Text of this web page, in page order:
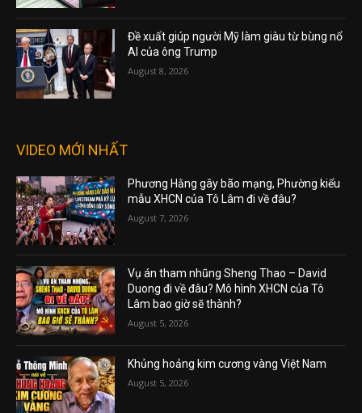
Đề xuất giúp người Mỹ làm giàu từ bùng nổ
AI của ông Trump
August 8, 2026
VIDEO MỚI NHẤT
Phương Hằng gây bão mạng, Phường kiểu
mẫu XHCN của Tô Lâm đi về đâu?
August 7, 2026
Vụ án tham nhũng Sheng Thao – David
Duong đi về đâu? Mô hình XHCN của Tô
Lâm bao giờ sẽ thành?
August 5, 2026
Khủng hoảng kim cương vàng Việt Nam
August 5, 2026